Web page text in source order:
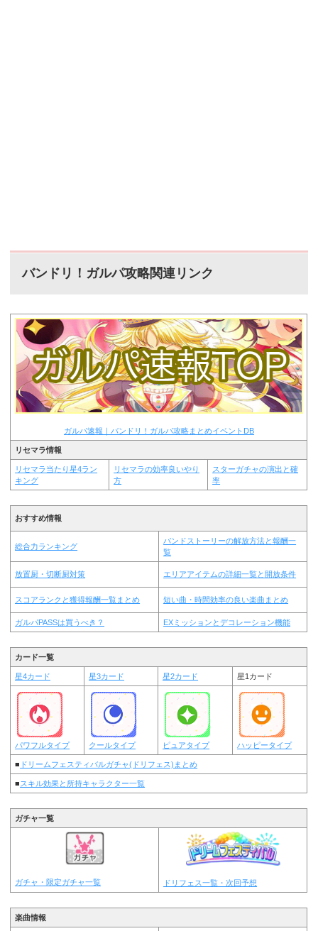
バンドリ！ガルパ攻略関連リンク
ガルパ速報｜バンドリ！ガルパ攻略まとめイベントDB
リセマラ情報
リセマラ当たり星4ラン
キング
リセマラの効率良いやり
方
スターガチャの演出と確
率
おすすめ情報
総合力ランキング
バンドストーリーの解放方法と報酬一
覧
放置厨・切断厨対策 エリアアイテムの詳細一覧と開放条件
スコアランクと獲得報酬一覧まとめ 短い曲・時間効率の良い楽曲まとめ
ガルパPASSは買うべき？ EXミッションとデコレーション機能
カード一覧
星4カード 星3カード 星2カード 星1カード
パワフルタイプ クールタイプ ピュアタイプ ハッピータイプ
■ ドリームフェスティバルガチャ(ドリフェス)まとめ
■スキル効果と所持キャラクター一覧
ガチャ一覧
ガチャ・限定ガチャ一覧 ドリフェス一覧・次回予想
楽曲情報